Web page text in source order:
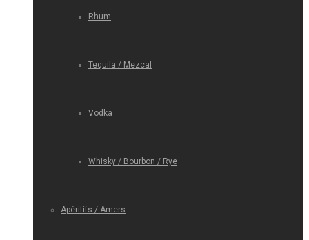
Rhum
Tequila / Mezcal
Vodka
Whisky / Bourbon / Rye
Apéritifs / Amers